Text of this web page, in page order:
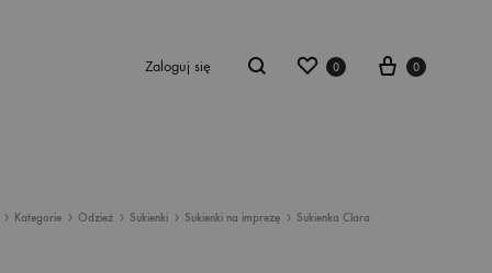
Zaloguj się 0 0
Kategorie Odzież Sukienki Sukienki na imprezę Sukienka Clara